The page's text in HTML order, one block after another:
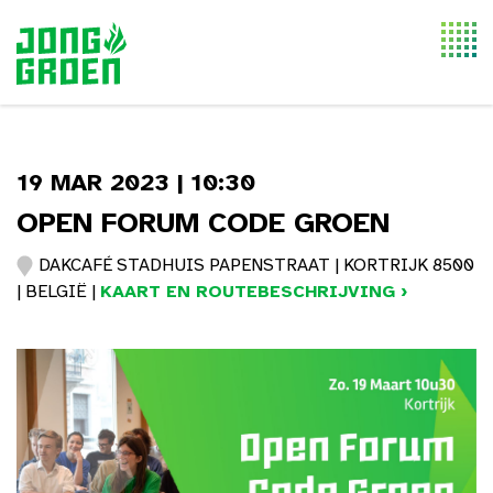
19 MAR 2023 | 10:30
OPEN FORUM CODE GROEN
DAKCAFÉ STADHUIS PAPENSTRAAT | KORTRIJK 8500
| BELGIË | KAART EN ROUTEBESCHRIJVING ›